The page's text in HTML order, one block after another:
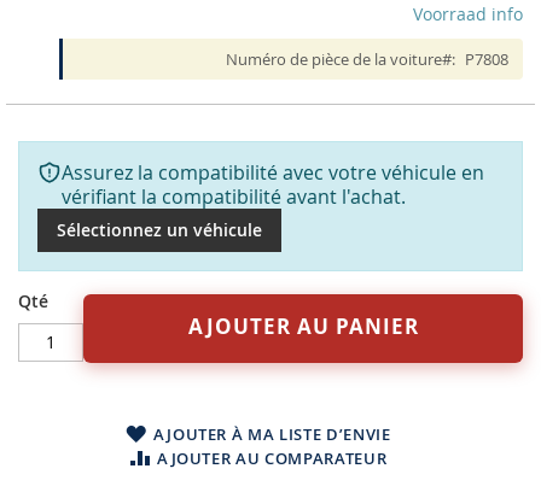
Voorraad info
Numéro de pièce de la voiture P7808
Assurez la compatibilité avec votre véhicule en
vérifiant la compatibilité avant l'achat.
Sélectionnez un véhicule
Qté
AJOUTER AU PANIER
AJOUTER À MA LISTE D’ENVIE
AJOUTER AU COMPARATEUR